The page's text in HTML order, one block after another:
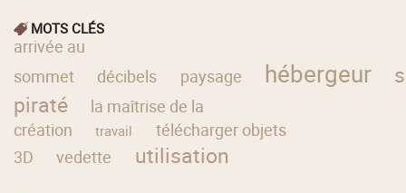
MOTS CLÉS
arrivée au
sommet
décibels paysage hébergeur
piraté
la maîtrise de la
création
travail
télécharger objets
3D
vedette utilisation